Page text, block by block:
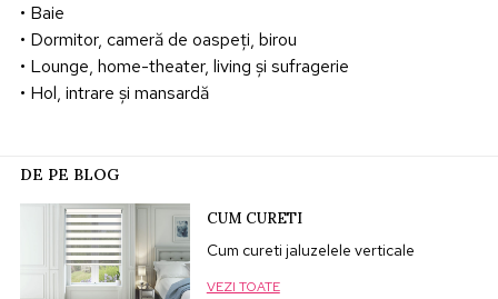
• Baie
• Dormitor, cameră de oaspeți, birou
• Lounge, home-theater, living și sufragerie
• Hol, intrare și mansardă
DE PE BLOG
CUM CURETI
Cum cureti jaluzelele verticale
VEZI TOATE